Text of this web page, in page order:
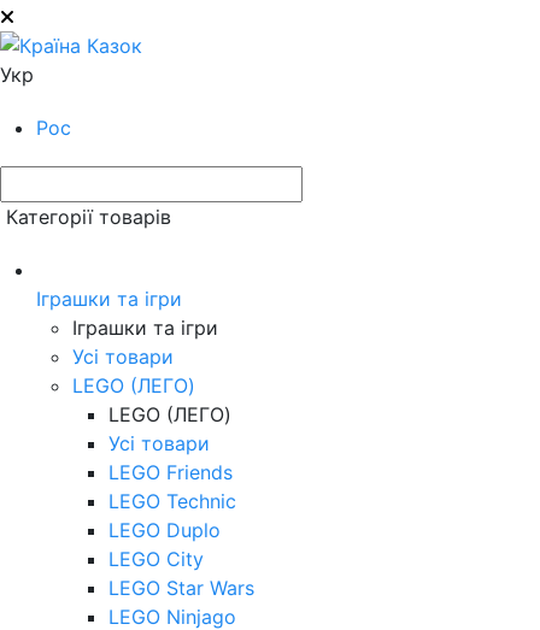
Укр
Рос
Категорії товарів
Іграшки та ігри
Іграшки та ігри
Усі товари
LEGO (ЛЕГО)
LEGO (ЛЕГО)
Усі товари
LEGO Friends
LEGO Technic
LEGO Duplo
LEGO City
LEGO Star Wars
LEGO Ninjago